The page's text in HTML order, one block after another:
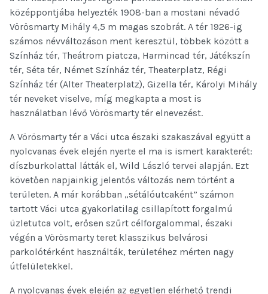
középpontjába helyezték 1908-ban a mostani névadó
Vörösmarty Mihály 4,5 m magas szobrát. A tér 1926-ig
számos névváltozáson ment keresztül, többek között a
Színház tér, Theátrom piatcza, Harmincad tér, Játékszín
tér, Séta tér, Német Színház tér, Theaterplatz, Régi
Színház tér (Alter Theaterplatz), Gizella tér, Károlyi Mihály
tér neveket viselve, míg megkapta a most is
használatban lévő Vörösmarty tér elnevezést.
A Vörösmarty tér a Váci utca északi szakaszával együtt a
nyolcvanas évek elején nyerte el ma is ismert karakterét:
díszburkolattal látták el, Wild László tervei alapján. Ezt
követően napjainkig jelentős változás nem történt a
területen. A már korábban „sétálóutcaként” számon
tartott Váci utca gyakorlatilag csillapított forgalmú
üzletutca volt, erősen szűrt célforgalommal, északi
végén a Vörösmarty teret klasszikus belvárosi
parkolótérként használták, területéhez mérten nagy
útfelületekkel.
A nyolcvanas évek elején az egyetlen elérhető trendi